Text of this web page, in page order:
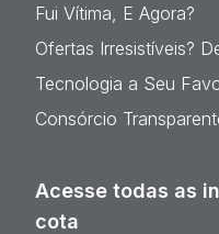
Fui Vítima, E Agora?
Ofertas Irresistíveis?
Tecnologia a Seu
Consórcio
Acesse todas as
cota